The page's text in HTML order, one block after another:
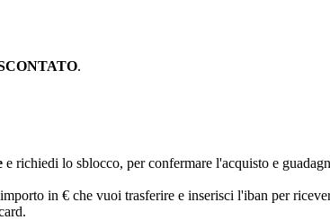
.
e richiedi lo sblocco, per confermare l'acquisto e
in € che vuoi trasferire e inserisci l'iban per